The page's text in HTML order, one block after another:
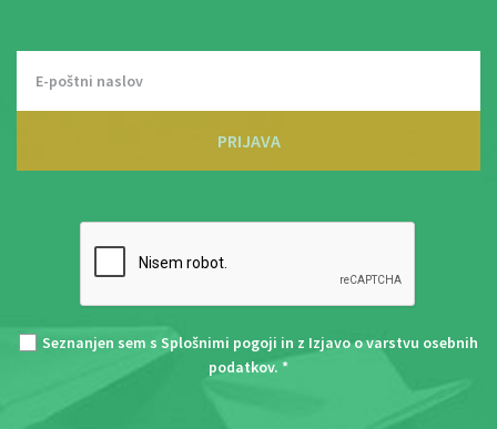
PRIJAVA
Seznanjen sem s Splošnimi pogoji in z Izjavo o varstvu osebnih
podatkov. *